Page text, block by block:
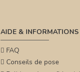
AIDE & INFORMATIONS
FAQ
Conseils de pose